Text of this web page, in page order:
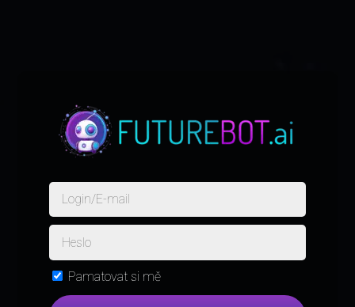
Pamatovat si mě